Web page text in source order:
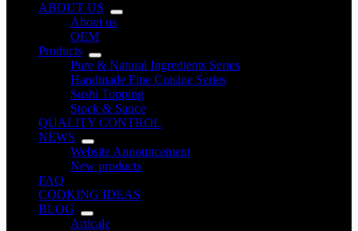
ABOUT US
About us
OEM
Products
Pure & Natural Ingredients Series
Handmade Fine Cuisine Series
Sushi Topping
Stock & Sauce
QUALITY CONTROL
NEWS
Website Announcement
New products
FAQ
COOKING IDEAS
BLOG
Articale